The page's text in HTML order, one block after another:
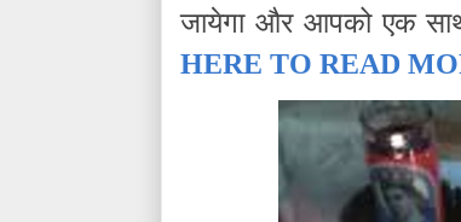
जायेगा और आपको एक
HERE TO READ